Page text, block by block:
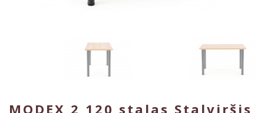
MODEX 2 120 stalas Stalviršis